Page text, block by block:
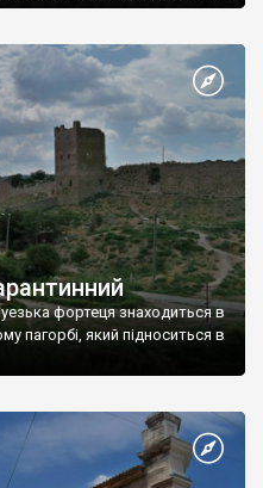
фортеця знаходиться в
пагорбі, який підноситься в